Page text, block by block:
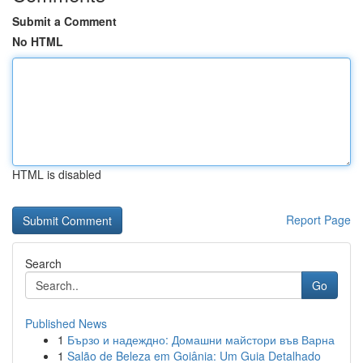
Submit a Comment
No HTML
HTML is disabled
Report Page
Search
Go
Published News
1 Бързо и надеждно: Домашни майстори във Варна
1 Salão de Beleza em Goiânia: Um Guia Detalhado